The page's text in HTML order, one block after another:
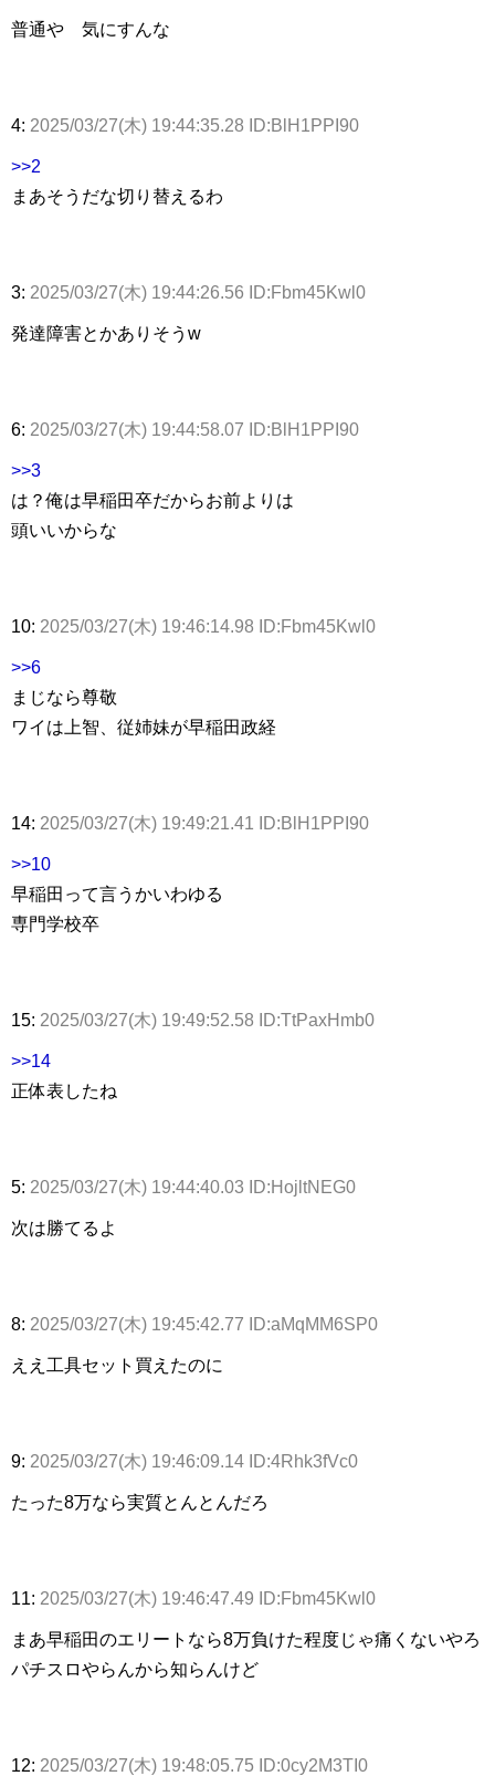
普通や 気にすんな
4: 2025/03/27(木) 19:44:35.28 ID:BlH1PPI90
>>2
まあそうだな切り替えるわ
3: 2025/03/27(木) 19:44:26.56 ID:Fbm45Kwl0
発達障害とかありそうw
6: 2025/03/27(木) 19:44:58.07 ID:BlH1PPI90
>>3
は？俺は早稲田卒だからお前よりは
頭いいからな
10: 2025/03/27(木) 19:46:14.98 ID:Fbm45Kwl0
>>6
まじなら尊敬
ワイは上智、従姉妹が早稲田政経
14: 2025/03/27(木) 19:49:21.41 ID:BlH1PPI90
>>10
早稲田って言うかいわゆる
専門学校卒
15: 2025/03/27(木) 19:49:52.58 ID:TtPaxHmb0
>>14
正体表したね
5: 2025/03/27(木) 19:44:40.03 ID:HojltNEG0
次は勝てるよ
8: 2025/03/27(木) 19:45:42.77 ID:aMqMM6SP0
ええ工具セット買えたのに
9: 2025/03/27(木) 19:46:09.14 ID:4Rhk3fVc0
たった8万なら実質とんとんだろ
11: 2025/03/27(木) 19:46:47.49 ID:Fbm45Kwl0
まあ早稲田のエリートなら8万負けた程度じゃ痛くないやろ
パチスロやらんから知らんけど
12: 2025/03/27(木) 19:48:05.75 ID:0cy2M3TI0